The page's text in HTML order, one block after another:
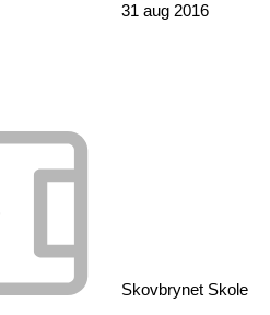
31 aug 2016
Skovbrynet Skole